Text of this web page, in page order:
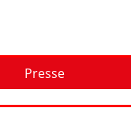
Presse